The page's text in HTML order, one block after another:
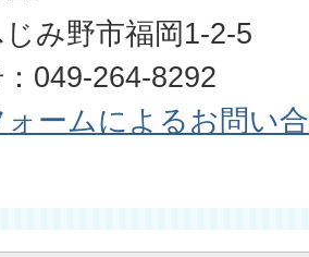
み野市福岡1-2-5
049-264-8292
ォームによるお問い